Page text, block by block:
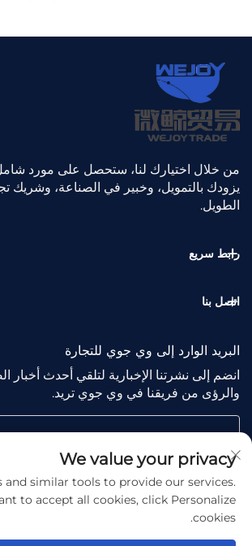
من خلال اختيارك لنا، ستحصل على مورد
يزودك بالتمويل، وخبير في الصناعة، وشريك
الطويل.
رابط سريع
اتصل بنا
البريد الوارد إلى وي جوي للتجارة
انضم إلى نشرتنا الإخبارية لتلقي أحدث أخبار
والرؤى من فريقنا في وي جوي تريد.
Subscribe
We value your privacy
and similar tools to provide our services.
to accept all cookies, click Personalize
cookies.